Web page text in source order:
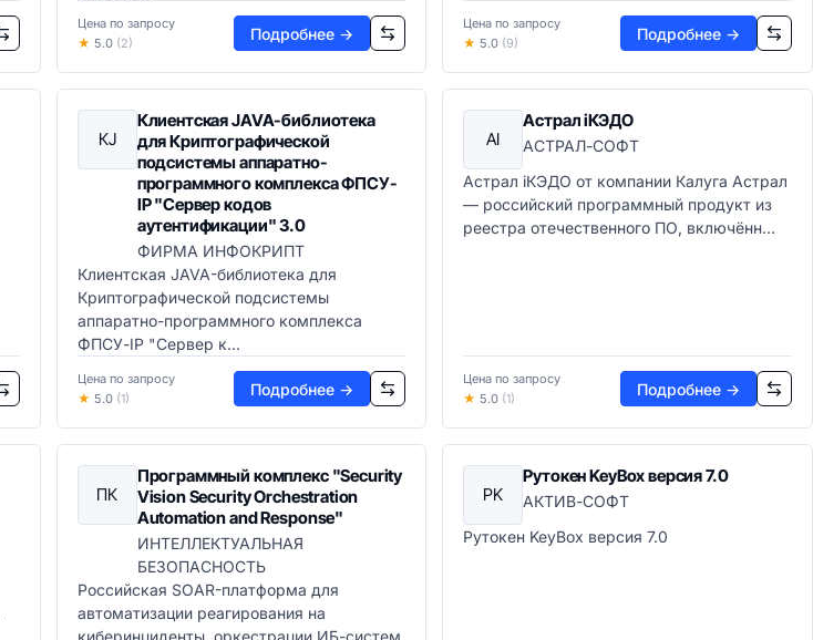
Цена по запросу
★ 5.0 (2)
Подробнее →
Цена по запросу
★ 5.0 (9)
Подробнее →
КJ
Клиентская JAVA-библиотека
для Криптографической
подсистемы аппаратно-
программного комплекса ФПСУ-
IP "Сервер кодов
аутентификации" 3.0
ФИРМА ИНФОКРИПТ
Клиентская JAVA-библиотека для
Криптографической подсистемы
аппаратно-программного комплекса
ФПСУ-IP "Сервер к...
Цена по запросу
★ 5.0 (1)
Подробнее →
АI
Астрал iКЭДО
АСТРАЛ-СОФТ
Астрал iКЭДО от компании Калуга Астрал
— российский программный продукт из
реестра отечественного ПО, включённ...
Цена по запросу
★ 5.0 (1)
Подробнее →
ПК
Программный комплекс "Security
Vision Security Orchestration
Automation and Response"
ИНТЕЛЛЕКТУАЛЬНАЯ
БЕЗОПАСНОСТЬ
Российская SOAR-платформа для
автоматизации реагирования на
киберинциденты, оркестрации ИБ-систем
РK
Рутокен KeyBox версия 7.0
АКТИВ-СОФТ
Рутокен KeyBox версия 7.0